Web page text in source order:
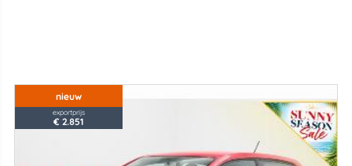
nieuw
exportprijs
€ 2.851